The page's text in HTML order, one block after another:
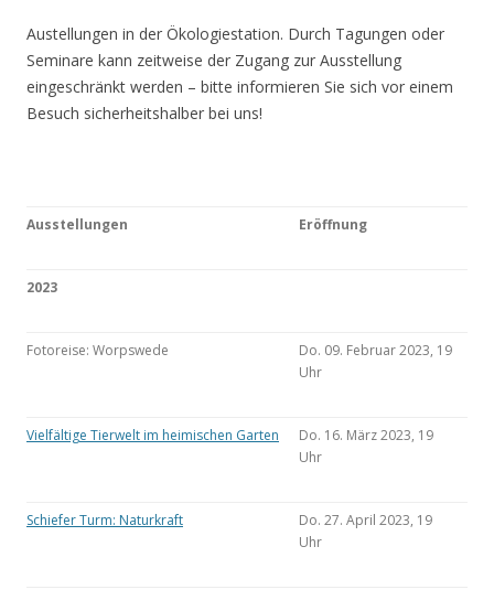
Austellungen in der Ökologiestation. Durch Tagungen oder
Seminare kann zeitweise der Zugang zur Ausstellung
eingeschränkt werden – bitte informieren Sie sich vor einem
Besuch sicherheitshalber bei uns!
Ausstellungen Eröffnung
2023
Fotoreise: Worpswede
Do. 09. Februar 2023, 19
Uhr
Vielfältige Tierwelt im heimischen Garten
Do. 16. März 2023, 19
Uhr
Schiefer Turm: Naturkraft
Do. 27. April 2023, 19
Uhr